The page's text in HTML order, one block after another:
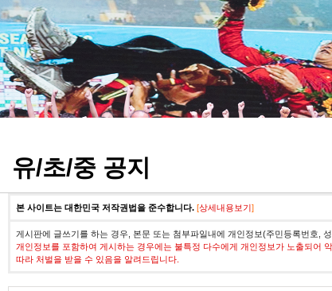
급식안내
서식자료실
학부모방
정기고사 기출문제
교복구입안내
유/초/중 공지
본 사이트는 대한민국 저작권법을 준수합니다. [상세내용보기]
게시판에 글쓰기를 하는 경우, 본문 또는 첨부파일내에 개인정보(주민등록번호,
개인정보를 포함하여 게시하는 경우에는 불특정 다수에게 개인정보가 노출되어
따라 처벌을 받을 수 있음을 알려드립니다.